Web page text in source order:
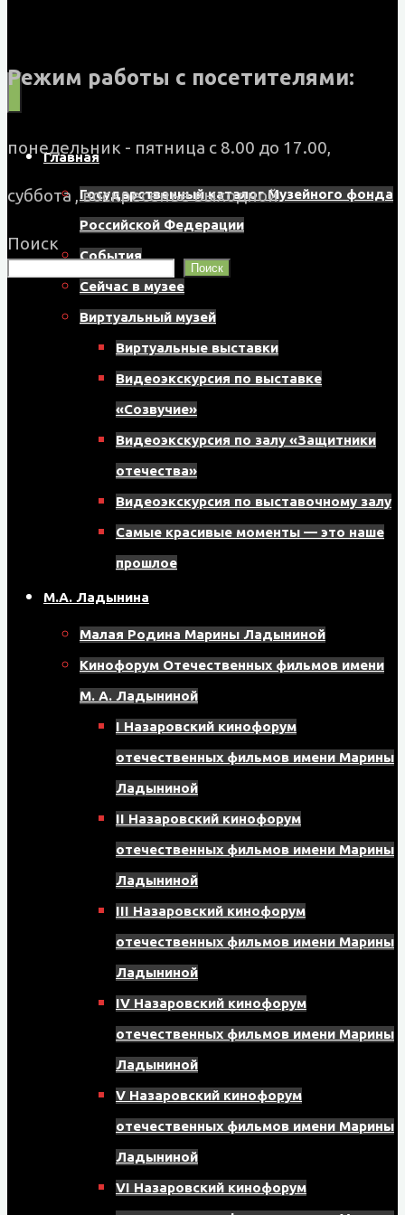
учреждение
культуры
"Музейно-
центр"
Назаровского
муниципального
округа
Главная
Государственный каталог Музейного фонда
Российской Федерации
События
Сейчас в музее
Виртуальный музей
Виртуальные выставки
Видеоэкскурсия по выставке
«Созвучие»
Видеоэкскурсия по залу «Защитники
отечества»
Видеоэкскурсия по выставочному залу
Самые красивые моменты — это наше
прошлое
М.А. Ладынина
Малая Родина Марины Ладыниной
Кинофорум Отечественных фильмов имени
М. А. Ладыниной
I Назаровский кинофорум
отечественных фильмов имени Марины
Ладыниной
II Назаровский кинофорум
отечественных фильмов имени Марины
Ладыниной
III Назаровский кинофорум
отечественных фильмов имени Марины
Ладыниной
IV Назаровский кинофорум
отечественных фильмов имени Марины
Ладыниной
V Назаровский кинофорум
отечественных фильмов имени Марины
Ладыниной
VI Назаровский кинофорум
Режим работы с посетителями:
понедельник - пятница с 8.00 до 17.00,
суббота , воскресенье выходной
Поиск
Поиск